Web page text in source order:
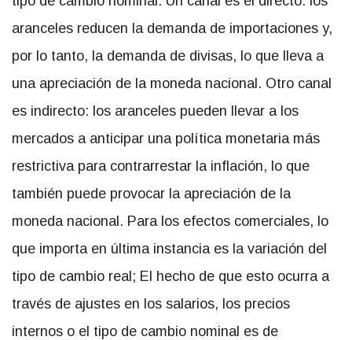
aranceles reducen la demanda de importaciones y,
por lo tanto, la demanda de divisas, lo que lleva a
una apreciación de la moneda nacional. Otro canal
es indirecto: los aranceles pueden llevar a los
mercados a anticipar una política monetaria más
restrictiva para contrarrestar la inflación, lo que
también puede provocar la apreciación de la
moneda nacional. Para los efectos comerciales, lo
que importa en última instancia es la variación del
tipo de cambio real; El hecho de que esto ocurra a
través de ajustes en los salarios, los precios
internos o el tipo de cambio nominal es de